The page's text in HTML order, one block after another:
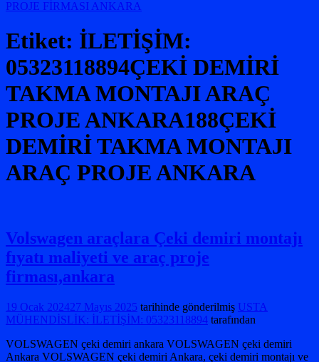
Etiket: İLETİŞİM:
05323118894ÇEKİ DEMİRİ
TAKMA MONTAJI ARAÇ
PROJE ANKARA188ÇEKİ
DEMİRİ TAKMA MONTAJI
ARAÇ PROJE ANKARA
Volswagen araçlara Çeki demiri montajı
fıyatı maliyeti ve araç proje
firması,ankara
19 Ocak 202427 Mayıs 2025 tarihinde gönderilmiş USTA
MÜHENDİSLİK: İLETİŞİM: 05323118894 tarafından
VOLSWAGEN çeki demiri ankara VOLSWAGEN çeki demiri
Ankara VOLSWAGEN çeki demiri Ankara, çeki demiri montajı ve